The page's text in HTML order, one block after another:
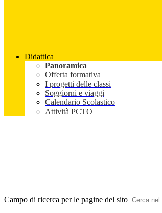
Didattica
Panoramica
Offerta formativa
I progetti delle classi
Soggiorni e viaggi
Calendario Scolastico
Attività PCTO
Campo di ricerca per le pagine del sito